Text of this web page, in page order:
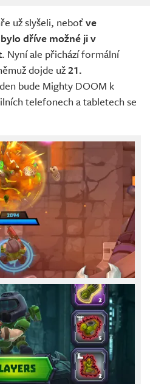
už slyšeli, neboťve
dříve možné ji v
. Nyní ale přichází formální
dojde už21.
bude Mighty DOOM k
telefonech a tabletech se